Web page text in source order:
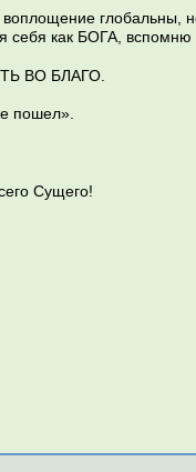
воплощение
себя как БОГА,
ВО БЛАГО.
пошел».
Сущего!